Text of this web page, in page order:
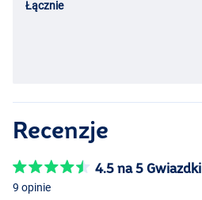
Łącznie
Recenzje
4.5 na 5 Gwiazdki
9 opinie